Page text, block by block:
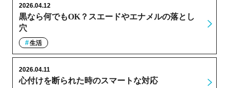
黒なら何でもOK？スエードやエナメルの落とし
穴
2026.04.12
生活
心付けを断られた時のスマートな対応
2026.04.11